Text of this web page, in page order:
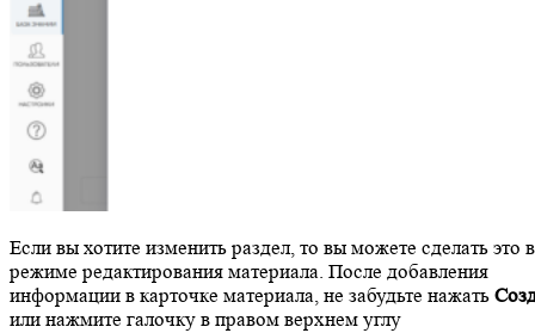
Если вы хотите изменить раздел, то вы можете сделать это в
режиме редактирования материала. После добавления
информации в карточке материала, не забудьте нажать
или нажмите галочку в правом верхнем углу